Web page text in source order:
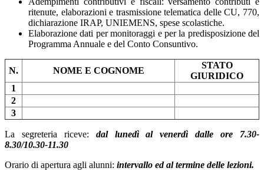
ritenute, elaborazioni e trasmissione telematica delle CU, 770,
dichiarazione IRAP, UNIEMENS, spese scolastiche.
Elaborazione dati per monitoraggi e per la predisposizione del
Programma Annuale e del Conto Consuntivo.
N. NOME E COGNOME
STATO
GIURIDICO
1
2
3
La segreteria riceve: dal lunedì al venerdìdalle ore 7.30-
8.30/10.30-11.30
Orario di apertura agli alunni: intervallo ed al termine delle lezioni.